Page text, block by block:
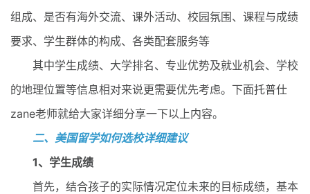
组成、是否有海外交流、课外活动、校园氛围、课程与成绩
要求、学生群体的构成、各类配套服务等
其中学生成绩、大学排名、专业优势及就业机会、学校
的地理位置等信息相对来说更需要优先考虑。下面托普仕
zane老师就给大家详细分享一下以上内容。
二、美国留学如何选校详细建议
1、学生成绩
首先，结合孩子的实际情况定位未来的目标成绩，基本